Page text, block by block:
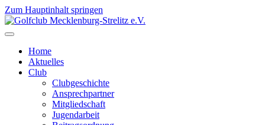
Zum Hauptinhalt springen
Home
Aktuelles
Club
Clubgeschichte
Ansprechpartner
Mitgliedschaft
Jugendarbeit